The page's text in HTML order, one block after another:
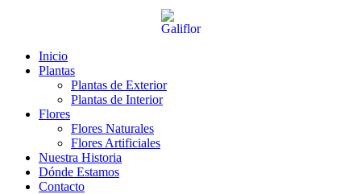
Inicio
Plantas
Plantas de Exterior
Plantas de Interior
Flores
Flores Naturales
Flores Artificiales
Nuestra Historia
Dónde Estamos
Contacto